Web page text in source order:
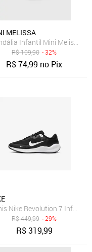
Marrom
MELISSA
Infantil Mini Melissa
R$109,90 - 32%
R$74,99 no Pix
Nike Revolution 7 Infantil
R$449,99 - 29%
R$319,99